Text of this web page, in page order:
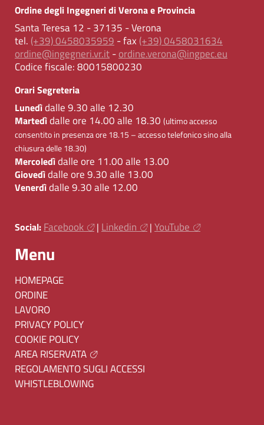
Ordine degli Ingegneri di Verona e Provincia
Santa Teresa 12 - 37135 - Verona
tel. (+39) 0458035959 - fax (+39) 0458031634
ordine@ingegneri.vr.it-ordine.verona@ingpec.eu
Codice fiscale:80015800230
Orari Segreteria
Lunedìdalle 9.30 alle 12.30
Martedìdalle ore 14.00 alle 18.30 (ultimo accesso
consentito in presenza ore 18.15 – accesso telefonico sino alla
chiusura delle 18.30)
Mercoledìdalle ore 11.00 alle 13.00
Giovedìdalle ore 9.30 alle 13.00
Venerdìdalle 9.30 alle 12.00
Social: Facebook | Linkedin | YouTube
Menu
HOMEPAGE
ORDINE
LAVORO
PRIVACY POLICY
COOKIE POLICY
AREA RISERVATA
REGOLAMENTO SUGLI ACCESSI
WHISTLEBLOWING